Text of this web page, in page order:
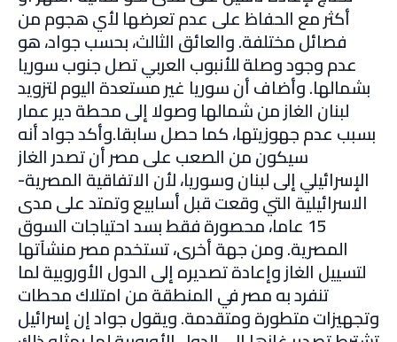
أكثر مع الحفاظ على عدم تعرضها لأي هجوم من
فصائل مختلفة. والعائق الثالث، بحسب جواد، هو
عدم وجود وصلة للأنبوب العربي تصل جنوب سوريا
بشمالها. وأضاف أن سوريا غير مستعدة اليوم لتزويد
لبنان الغاز من شمالها وصولا إلى محطة دير عمار
بسبب عدم جهوزيتها، كما حصل سابقا.وأكد جواد أنه
سيكون من الصعب على مصر أن تصدر الغاز
الإسرائيلي إلى لبنان وسوريا، لأن الاتفاقية المصرية-
الاسرائيلية التي وقعت قبل أسابيع وتمتد على مدى
15 عاما، محصورة فقط بسد احتياجات السوق
المصرية. ومن جهة أخرى، تستخدم مصر منشآتها
لتسييل الغاز وإعادة تصديره إلى الدول الأوروبية لما
تنفرد به مصر في المنطقة من امتلاك محطات
وتجهيزات متطورة ومتقدمة. ويقول جواد إن إسرائيل